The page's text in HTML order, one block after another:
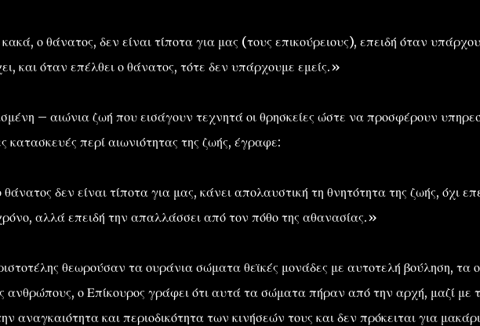
ο θάνατος, δεν είναι τίποτα για μας (τους επικούρειους), επειδή όταν
και όταν επέλθει ο θάνατος, τότε δεν υπάρχουμε εμείς.»
– αιώνια ζωή που εισάγουν τεχνητά οι θρησκείες ώστε να προσφέρουν
κατασκευές περί αιωνιότητας της ζωής, έγραφε:
δεν είναι τίποτα για μας, κάνει απολαυστική τη θνητότητα της ζωής, όχι
αλλά επειδή την απαλλάσσει από τον πόθο της αθανασίας.»
θεωρούσαν τα ουράνια σώματα θεϊκές μονάδες με αυτοτελή βούληση, τα
ανθρώπους, ο Επίκουρος γράφει ότι αυτά τα σώματα πήραν από την αρχή, μαζί με
αναγκαιότητα και περιοδικότητα των κινήσεών τους και δεν πρόκειται για